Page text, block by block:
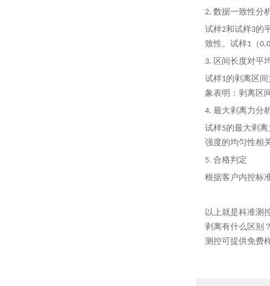
2. 数据一致性分
试样2和试样3的
致性。试样1（
3. 区间长度对平
试样1的剥离区间
象表明：剥离区
4. 最大剥离力分
试样5的最大剥
强度的均匀性相
5. 合格判定
根据客户内控标
以上就是科准测
剥离有什么区别
测控可提供免费